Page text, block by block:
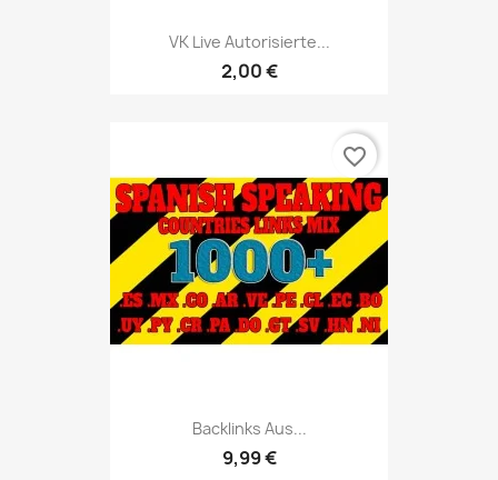
VK Live Autorisierte...
2,00 €
Backlinks Aus...
9,99 €
favorite_border